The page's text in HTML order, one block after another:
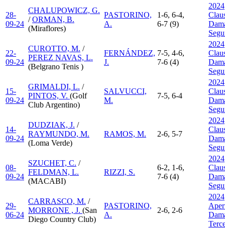
28-
09-24
CHALUPOWICZ, G.
/ORMAN, B.
(Miraflores)
PASTORINO,
A.
1-6, 6-4,
6-7 (9)
2024
22-
09-24
CUROTTO, M. /
PEREZ NAVAS, L.
(Belgrano Tenis )
FERNÁNDEZ,
J.
7-5, 4-6,
7-6 (4)
2024
15-
09-24
GRIMALDI, L. /
PINTOS, V. (Golf
Club Argentino)
SALVUCCI,
M.
7-5, 6-4
2024
14-
09-24
DUDZIAK, J. /
RAYMUNDO, M.
(Loma Verde)
RAMOS, M. 2-6, 5-7
2024
08-
09-24
SZUCHET, C. /
FELDMAN, L.
(MACABI)
RIZZI, S.
6-2, 1-6,
7-6 (4)
2024
29-
06-24
CARRASCO, M. /
MORRONE , J. (San
Diego Country Club)
PASTORINO,
A.
2-6, 2-6
2024